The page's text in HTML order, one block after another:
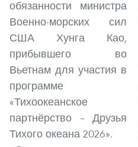
обязанности министра
Военно-морских сил
США Хунга Као,
прибывшего во
Вьетнам для участия в
программе
«Тихоокеанское
партнёрство – Друзья
Тихого океана 2026».